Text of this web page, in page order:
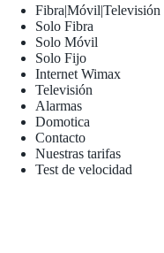
Fibra|Móvil|Televisión
Solo Fibra
Solo Móvil
Solo Fijo
Internet Wimax
Televisión
Alarmas
Domotica
Contacto
Nuestras tarifas
Test de velocidad